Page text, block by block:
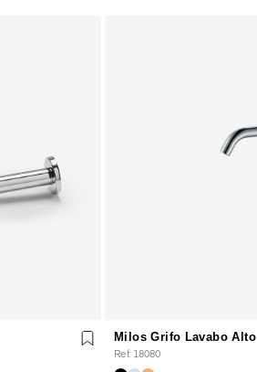
Milos Grifo Lavabo Alto
Ref. 18080